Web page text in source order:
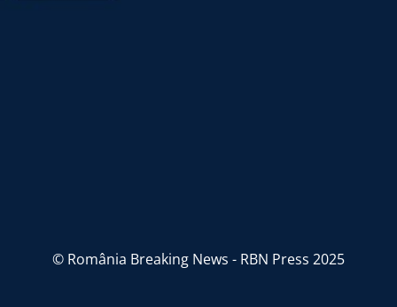
© România Breaking News - RBN Press 2025